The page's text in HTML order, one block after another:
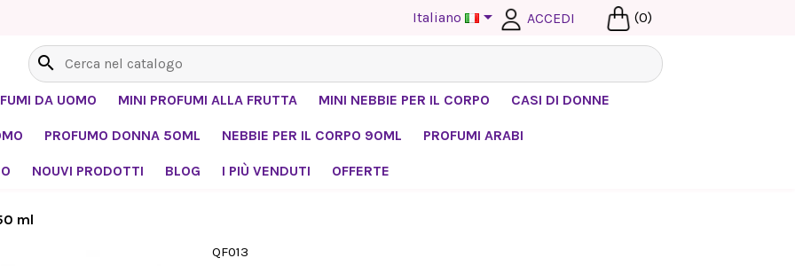
Italiano  ACCEDI (0)
search
DA UOMO MINI PROFUMI ALLA FRUTTA MINI NEBBIE PER IL CORPO CASI DI DONNE
PROFUMO DONNA 50ML NEBBIE PER IL CORPO 90ML PROFUMI ARABI
NOUVI PRODOTTI BLOG I PIÙ VENDUTI OFFERTE
ml
QF013